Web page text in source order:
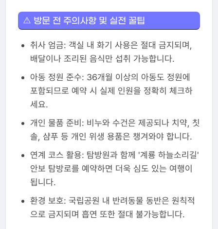
⚠️ 방문 전 주의사항 및 실전 꿀팁
취사 엄금: 객실 내 화기 사용은 절대 금지되며,
배달이나 조리된 음식만 섭취 가능합니다.
아동 정원 준수: 36개월 이상의 아동도 정원에
포함되므로 예약 시 실제 인원을 정확히 체크하
세요.
개인 물품 준비: 비누와 수건은 제공되나 치약, 칫
솔, 샴푸 등 개인 위생 용품은 챙겨와야 합니다.
연계 코스 활용: 탐방원과 함께 '계룡 하늘소리길'
안보 탐방로를 예약하면 더욱 심도 있는 여행이
됩니다.
환경 보호: 국립공원 내 반려동물 동반은 원칙적
으로 금지되며 흡연 또한 절대 불가능합니다.